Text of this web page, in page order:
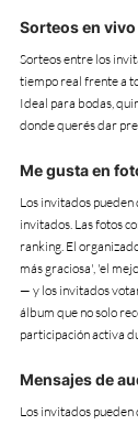
Sorteos en vivo
Sorteos entre los
tiempo real frente a
Ideal para bodas,
donde querés dar
Me gusta en
Los invitados
invitados. Las fotos
ranking. El
más graciosa', 'el
— y los invitados
álbum que no solo
participación activa
Mensajes de
Los invitados